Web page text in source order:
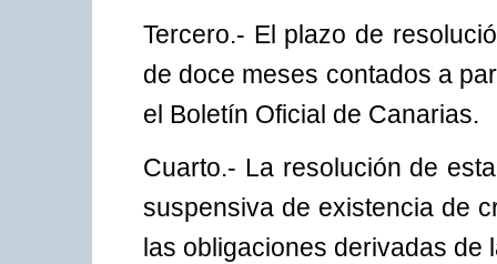
Tercero.- El plazo de
de doce meses contados a
el Boletín Oficial de Canarias.
Cuarto.- La resolución de
suspensiva de existencia de
las obligaciones derivadas de